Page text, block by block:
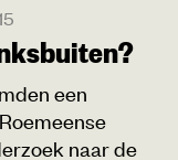
een
naar de